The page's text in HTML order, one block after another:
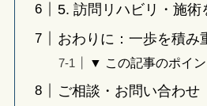
5. 訪問リハビリ・施術
おわりに：一歩を積み
▼ この記事のポイ
ご相談・お問い合わせ